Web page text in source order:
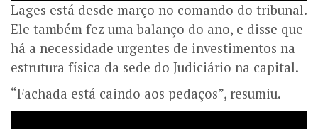
Lages está desde março no comando do tribunal.
Ele também fez uma balanço do ano, e disse que
há a necessidade urgentes de investimentos na
estrutura física da sede do Judiciário na capital.
“Fachada está caindo aos pedaços”, resumiu.